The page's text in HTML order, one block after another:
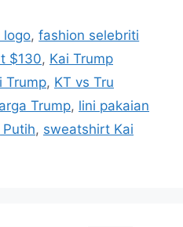
logo,fashion selebriti
$130, Kai Trump
Trump, KT vs Tru
Trump, lini pakaian
, sweatshirt Kai